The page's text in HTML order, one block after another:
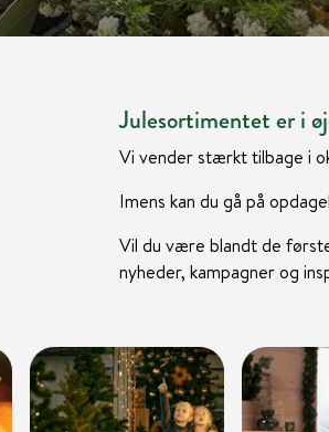
Julesortimentet er i
Vi vender stærkt tilbage i
Imens kan du gå på
Vil du være blandt de
nyheder, kampagner og